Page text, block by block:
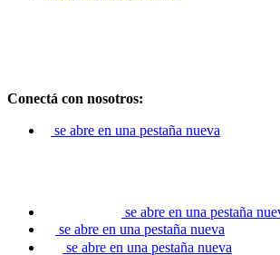
Conectá con nosotros:
se abre en una pestaña nueva
se abre en una pestaña
se abre en una pestaña nueva
se abre en una pestaña nueva